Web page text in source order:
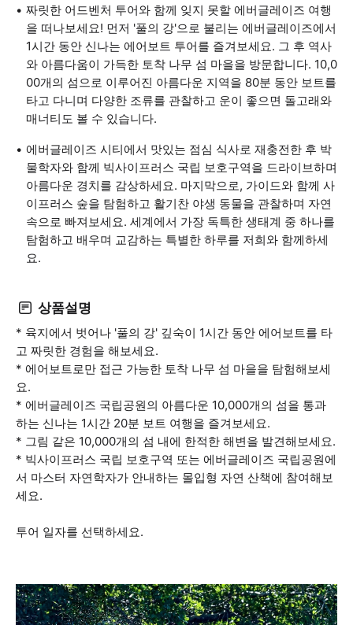
짜릿한 어드벤처 투어와 함께 잊지 못할 에버글레이즈 여행
을 떠나보세요! 먼저 '풀의 강'으로 불리는 에버글레이즈에서
1시간 동안 신나는 에어보트 투어를 즐겨보세요. 그 후 역사
와 아름다움이 가득한 토착 나무 섬 마을을 방문합니다. 10,0
00개의 섬으로 이루어진 아름다운 지역을 80분 동안 보트를
타고 다니며 다양한 조류를 관찰하고 운이 좋으면 돌고래와
매너티도 볼 수 있습니다.
에버글레이즈 시티에서 맛있는 점심 식사로 재충전한 후 박
물학자와 함께 빅사이프러스 국립 보호구역을 드라이브하며
아름다운 경치를 감상하세요. 마지막으로, 가이드와 함께 사
이프러스 숲을 탐험하고 활기찬 야생 동물을 관찰하며 자연
속으로 빠져보세요. 세계에서 가장 독특한 생태계 중 하나를
탐험하고 배우며 교감하는 특별한 하루를 저희와 함께하세
요.
상품설명
* 육지에서 벗어나 '풀의 강' 깊숙이 1시간 동안 에어보트를 타
고 짜릿한 경험을 해보세요.
* 에어보트로만 접근 가능한 토착 나무 섬 마을을 탐험해보세
요.
* 에버글레이즈 국립공원의 아름다운 10,000개의 섬을 통과
하는 신나는 1시간 20분 보트 여행을 즐겨보세요.
* 그림 같은 10,000개의 섬 내에 한적한 해변을 발견해보세요.
* 빅사이프러스 국립 보호구역 또는 에버글레이즈 국립공원에
서 마스터 자연학자가 안내하는 몰입형 자연 산책에 참여해보
세요.
투어 일자를 선택하세요.